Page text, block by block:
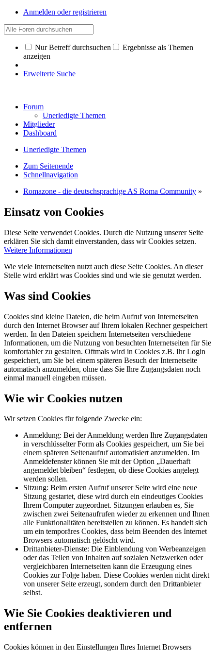
Anmelden oder registrieren
Nur Betreff durchsuchen
Ergebnisse als Themen
anzeigen
Erweiterte Suche
Forum
Unerledigte Themen
Mitglieder
Dashboard
Unerledigte Themen
Zum Seitenende
Schnellnavigation
Romazone - die deutschsprachige AS Roma Community »
Einsatz von Cookies
Diese Seite verwendet Cookies. Durch die Nutzung unserer Seite
erklären Sie sich damit einverstanden, dass wir Cookies setzen.
Weitere Informationen
Wie viele Internetseiten nutzt auch diese Seite Cookies. An dieser
Stelle wird erklärt was Cookies sind und wie sie genutzt werden.
Was sind Cookies
Cookies sind kleine Dateien, die beim Aufruf von Internetseiten
durch den Internet Browser auf Ihrem lokalen Rechner gespeichert
werden. In den Dateien speichern Internetseiten verschiedene
Informationen, um die Nutzung von besuchten Internetseiten für Sie
komfortabler zu gestalten. Oftmals wird in Cookies z.B. Ihr Login
gespeichert, um Sie bei einem späteren Besuch der Internetseite
automatisch anzumelden, ohne dass Sie Ihre Zugangsdaten noch
einmal manuell eingeben müssen.
Wie wir Cookies nutzen
Wir setzen Cookies für folgende Zwecke ein:
Anmeldung: Bei der Anmeldung werden Ihre Zugangsdaten
in verschlüsselter Form als Cookies gespeichert, um Sie bei
einem späteren Seitenaufruf automatisiert anzumelden. Im
Anmeldefenster können Sie mit der Option „Dauerhaft
angemeldet bleiben“ festlegen, ob diese Cookies angelegt
werden sollen.
Sitzung: Beim ersten Aufruf unserer Seite wird eine neue
Sitzung gestartet, diese wird durch ein eindeutiges Cookies
Ihrem Computer zugeordnet. Sitzungen erlauben es, Sie
zwischen zwei Seitenaufrufen wieder zu erkennen und Ihnen
alle Funktionalitäten bereitstellen zu können. Es handelt sich
um ein temporäres Cookies, dass beim Beenden des Internet
Browsers automatisch gelöscht wird.
Drittanbieter-Dienste: Die Einblendung von Werbeanzeigen
oder das Teilen von Inhalten auf sozialen Netzwerken oder
vergleichbaren Internetseiten kann die Erzeugung eines
Cookies zur Folge haben. Diese Cookies werden nicht direkt
von unserer Seite erzeugt, sondern durch den Drittanbieter
selbst.
Wie Sie Cookies deaktivieren und
entfernen
Cookies können in den Einstellungen Ihres Internet Browsers